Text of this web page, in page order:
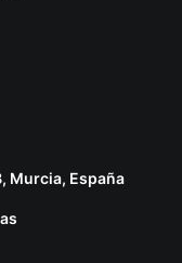
Murcia, España